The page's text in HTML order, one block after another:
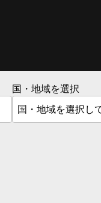
国・地域を選択